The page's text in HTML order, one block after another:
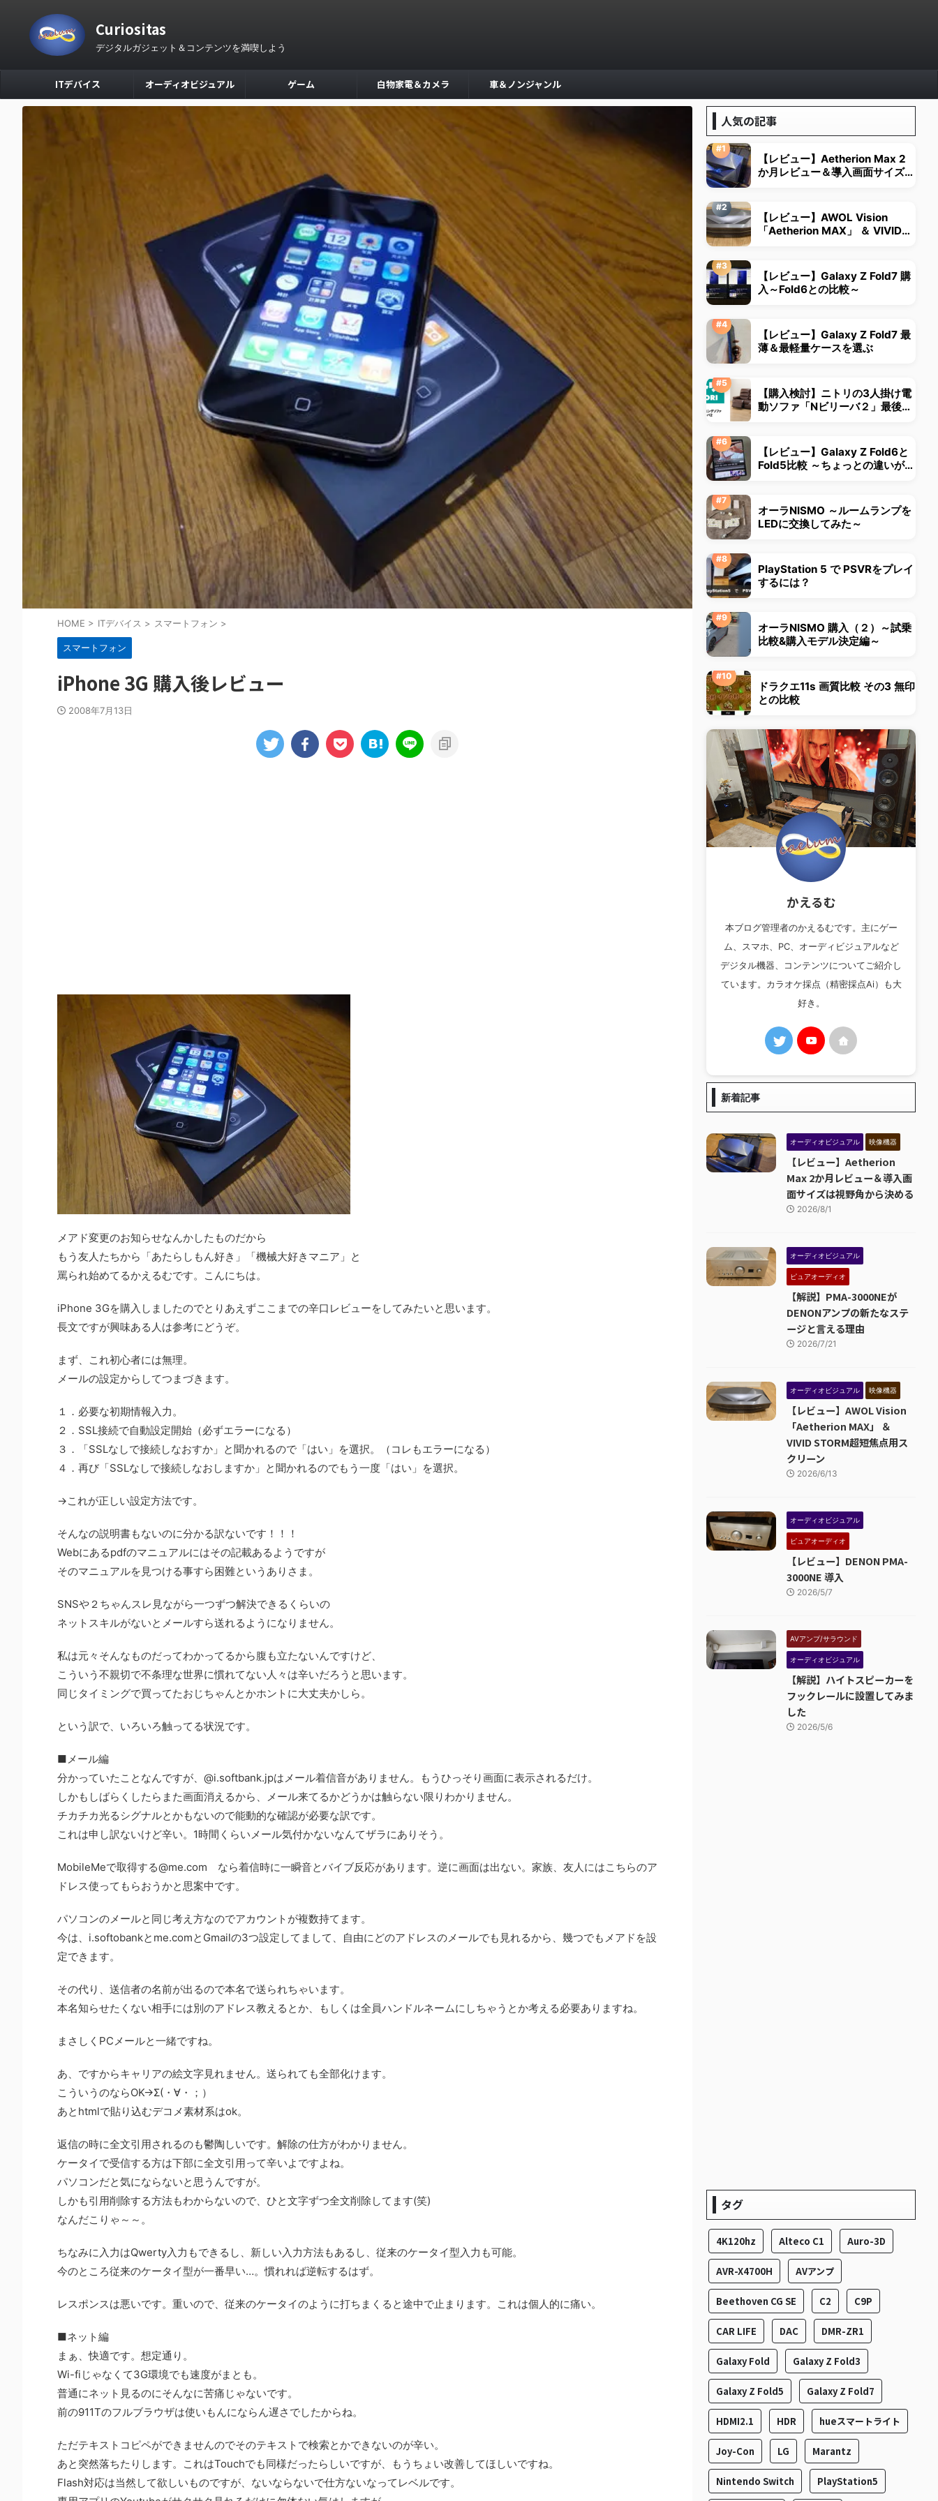
Curiositas
デジタルガジェット＆コンテンツを満喫しよう
ITデバイス オーディオビジュアル ゲーム 白物家電＆カメラ 車＆ノンジャンル
HOME > ITデバイス > スマートフォン >
スマートフォン
iPhone 3G 購入後レビュー
2008年7月13日
メアド変更のお知らせなんかしたものだから
もう友人たちから「あたらしもん好き」「機械大好きマニア」と
罵られ始めてるかえるむです。こんにちは。
iPhone 3Gを購入しましたのでとりあえずここまでの辛口レビューをしてみたいと思います。
長文ですが興味ある人は参考にどうぞ。
まず、これ初心者には無理。
メールの設定からしてつまづきます。
１．必要な初期情報入力。
２．SSL接続で自動設定開始（必ずエラーになる）
３．「SSLなしで接続しなおすか」と聞かれるので「はい」を選択。（コレもエラーになる）
４．再び「SSLなしで接続しなおしますか」と聞かれるのでもう一度「はい」を選択。
→これが正しい設定方法です。
そんなの説明書もないのに分かる訳ないです！！！
Webにあるpdfのマニュアルにはその記載あるようですが
そのマニュアルを見つける事すら困難というありさま。
SNSや２ちゃんスレ見ながら一つずつ解決できるくらいの
ネットスキルがないとメールすら送れるようになりません。
私は元々そんなものだってわかってるから腹も立たないんですけど、
こういう不親切で不条理な世界に慣れてない人々は辛いだろうと思います。
同じタイミングで買ってたおじちゃんとかホントに大丈夫かしら。
という訳で、いろいろ触ってる状況です。
■メール編
分かっていたことなんですが、@i.softbank.jpはメール着信音がありません。もうひっそり画面に表示されるだけ。
しかもしばらくしたらまた画面消えるから、メール来てるかどうかは触らない限りわかりません。
チカチカ光るシグナルとかもないので能動的な確認が必要な訳です。
これは申し訳ないけど辛い。1時間くらいメール気付かないなんてザラにありそう。
MobileMeで取得する@me.com なら着信時に一瞬音とバイブ反応があります。逆に画面は出ない。家族、友人にはこちらのア
ドレス使ってもらおうかと思案中です。
パソコンのメールと同じ考え方なのでアカウントが複数持てます。
今は、i.softobankとme.comとGmailの3つ設定してまして、自由にどのアドレスのメールでも見れるから、幾つでもメアドを設
定できます。
その代り、送信者の名前が出るので本名で送られちゃいます。
本名知らせたくない相手には別のアドレス教えるとか、もしくは全員ハンドルネームにしちゃうとか考える必要ありますね。
まさしくPCメールと一緒ですね。
あ、ですからキャリアの絵文字見れません。送られても全部化けます。
こういうのならOK→Σ(・∀・；）
あとhtmlで貼り込むデコメ素材系はok。
返信の時に全文引用されるのも鬱陶しいです。解除の仕方がわかりません。
ケータイで受信する方は下部に全文引用って辛いよですよね。
パソコンだと気にならないと思うんですが。
しかも引用削除する方法もわからないので、ひと文字ずつ全文削除してます(笑)
なんだこりゃ～～。
ちなみに入力はQwerty入力もできるし、新しい入力方法もあるし、従来のケータイ型入力も可能。
今のところ従来のケータイ型が一番早い…。慣れれば逆転するはず。
レスポンスは悪いです。重いので、従来のケータイのように打ちまくると途中で止まります。これは個人的に痛い。
■ネット編
まぁ、快適です。想定通り。
Wi-fiじゃなくて3G環境でも速度がまとも。
普通にネット見るのにそんなに苦痛じゃないです。
前の911Tのフルブラウザは使いもんにならん遅さでしたからね。
ただテキストコピペができませんのでそのテキストで検索とかできないのが辛い。
あと突然落ちたりします。これはTouchでも同様だったらしいですが、もうちょい改善してほしいですね。
Flash対応は当然して欲しいものですが、ないならないで仕方ないなってレベルです。
人気の記事
【レビュー】Aetherion Max 2
か月レビュー＆導入画面サイズは
【レビュー】AWOL Vision
「Aetherion MAX」 ＆ VIVID
【レビュー】Galaxy Z Fold7 購
入～Fold6との比較～
【レビュー】Galaxy Z Fold7 最
薄＆最軽量ケースを選ぶ
【購入検討】ニトリの3人掛け電
動ソファ「Nビリーバ２」最後ま
【レビュー】Galaxy Z Fold6と
Fold5比較 ～ちょっとの違いが大
オーラNISMO ～ルームランプを
LEDに交換してみた～
PlayStation 5 で PSVRをプレイ
するには？
オーラNISMO 購入（２）～試乗
比較&購入モデル決定編～
ドラクエ11s 画質比較 その3 無印
との比較
かえるむ
本ブログ管理者のかえるむです。主にゲー
ム、スマホ、PC、オーディビジュアルなど
デジタル機器、コンテンツについてご紹介し
ています。カラオケ採点（精密採点Ai）も大
好き。
新着記事
オーディオビジュアル 映像機器
【レビュー】Aetherion
Max 2か月レビュー＆導入画
面サイズは視野角から決める
2026/8/1
オーディオビジュアル
ピュアオーディオ
【解説】PMA-3000NEが
DENONアンプの新たなステ
ージと言える理由
2026/7/21
オーディオビジュアル 映像機器
【レビュー】AWOL Vision
「Aetherion MAX」 ＆
VIVID STORM超短焦点用ス
クリーン
2026/6/13
オーディオビジュアル
ピュアオーディオ
【レビュー】DENON PMA-
3000NE 導入
2026/5/7
AVアンプ/サラウンド
オーディオビジュアル
【解説】ハイトスピーカーを
フックレールに設置してみま
した
2026/5/6
タグ
4K120hz Alteco C1 Auro-3D
AVR-X4700H AVアンプ
Beethoven CG SE C2 C9P
CAR LIFE DAC DMR-ZR1
Galaxy Fold Galaxy Z Fold3
Galaxy Z Fold5 Galaxy Z Fold7
HDMI2.1 HDR hueスマートライト
Joy-Con LG Marantz
Nintendo Switch PlayStation5